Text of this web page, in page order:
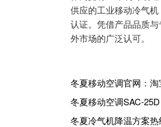
供应的工业移动冷气
认证。凭借产品品质
外市场的广泛认可。
冬夏移动空调官网： 淘
冬夏移动空调SAC-
冬夏冷气机降温方案